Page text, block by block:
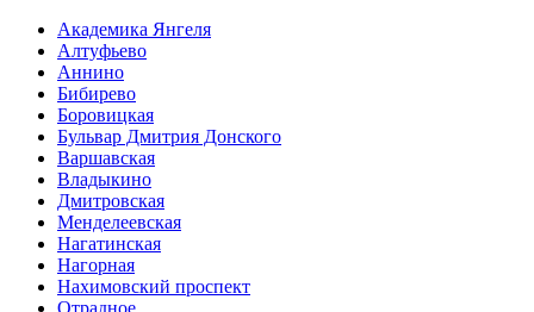
Академика Янгеля
Алтуфьево
Аннино
Бибирево
Боровицкая
Бульвар Дмитрия Донского
Варшавская
Владыкино
Дмитровская
Менделеевская
Нагатинская
Нагорная
Нахимовский проспект
Отрадное